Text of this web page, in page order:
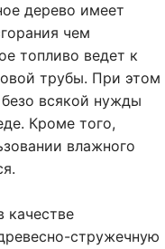
дерево имеет
чем
топливо ведет к
трубы. При этом
всякой нужды
Кроме того,
влажного
качестве
стружечную